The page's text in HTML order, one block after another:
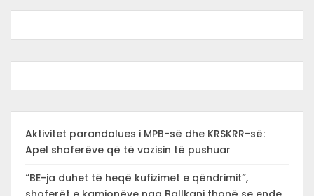
Aktivitet parandalues i MPB-së dhe KRSKRR-së:
Apel shoferëve që të vozisin të pushuar
“BE-ja duhet të heqë kufizimet e qëndrimit”,